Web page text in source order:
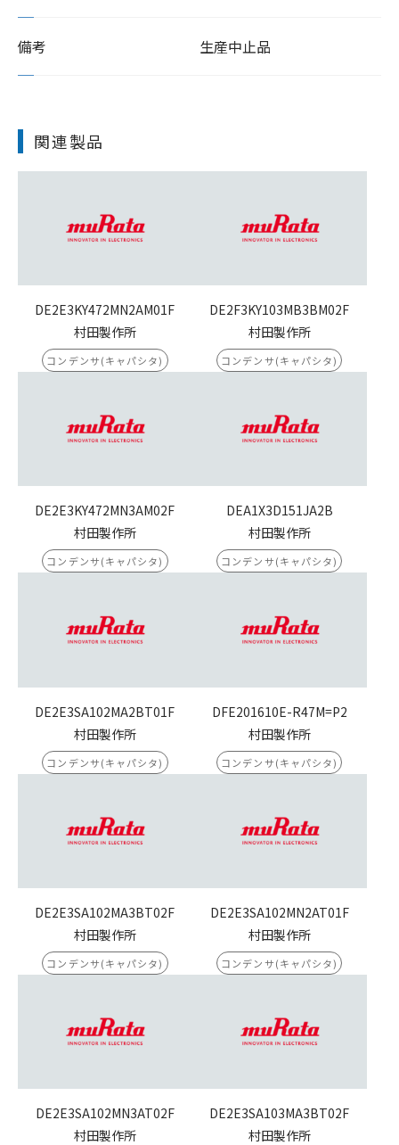
備考 生産中止品
関連製品
DE2E3KY472MN2AM01F
村田製作所
コンデンサ(キャパシタ)
DE2F3KY103MB3BM02F
村田製作所
コンデンサ(キャパシタ)
DE2E3KY472MN3AM02F
村田製作所
コンデンサ(キャパシタ)
DEA1X3D151JA2B
村田製作所
コンデンサ(キャパシタ)
DE2E3SA102MA2BT01F
村田製作所
コンデンサ(キャパシタ)
DFE201610E-R47M=P2
村田製作所
コンデンサ(キャパシタ)
DE2E3SA102MA3BT02F
村田製作所
コンデンサ(キャパシタ)
DE2E3SA102MN2AT01F
村田製作所
コンデンサ(キャパシタ)
DE2E3SA102MN3AT02F
村田製作所
DE2E3SA103MA3BT02F
村田製作所